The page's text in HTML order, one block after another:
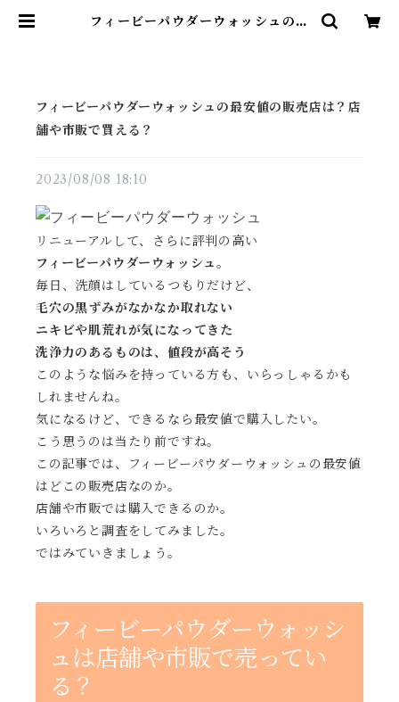
フィービーパウダーウォッシュの最
フィービーパウダーウォッシュの最安値の販売店は？店
舗や市販で買える？
2023/08/08 18:10
リニューアルして、さらに評判の高い
フィービーパウダーウォッシュ。
毎日、洗顔はしているつもりだけど、
毛穴の黒ずみがなかなか取れない
ニキビや肌荒れが気になってきた
洗浄力のあるものは、値段が高そう
このような悩みを持っている方も、いらっしゃるかも
しれませんね。
気になるけど、できるなら最安値で購入したい。
こう思うのは当たり前ですね。
この記事では、フィービーパウダーウォッシュの最安値
はどこの販売店なのか。
店舗や市販では購入できるのか。
いろいろと調査をしてみました。
ではみていきましょう。
フィービーパウダーウォッシ
ュは店舗や市販で売ってい
る？